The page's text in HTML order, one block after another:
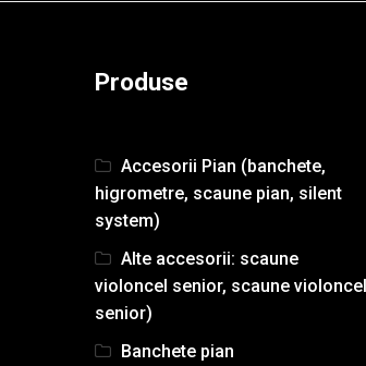
Produse
Accesorii Pian (banchete,
higrometre, scaune pian, silent
system)
Alte accesorii: scaune
violoncel senior, scaune violoncel
senior)
Banchete pian